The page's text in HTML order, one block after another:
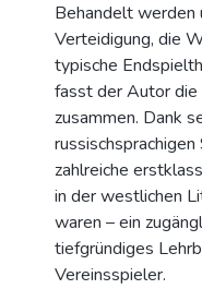
Behandelt werden
Verteidigung, die
typische
fasst der Autor
zusammen. Dank
zahlreiche
in der westlichen
waren – ein
tiefgründiges
Vereinsspieler.